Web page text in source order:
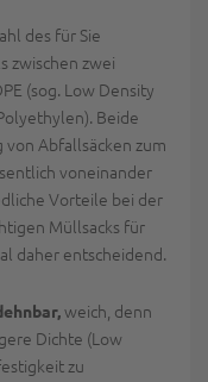
des für Sie
zwischen zwei
(sog. Low Density
Beide
Abfallsäcken zum
voneinander
Vorteile bei der
Müllsacks für
daher entscheidend.
weich, denn
Dichte (Low
zu